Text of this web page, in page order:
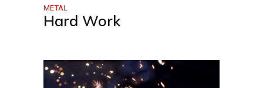
METAL
Hard Work